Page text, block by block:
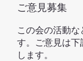
ご意見募集
この会の活動
す。ご意見は
します。